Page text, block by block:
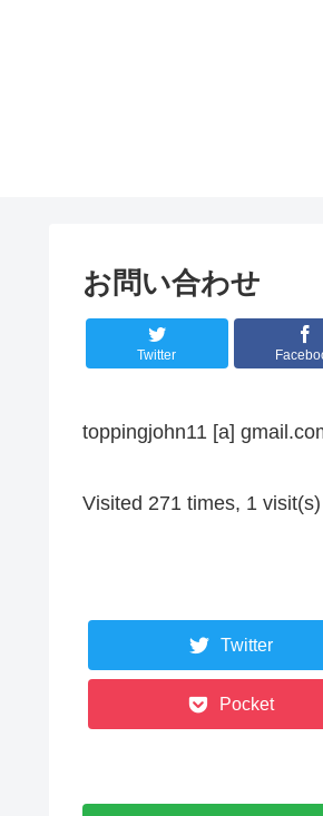
お問い合わせ
Twitter
toppingjohn11 [a]
Visited 271 times, 1
Twitter
Pocket